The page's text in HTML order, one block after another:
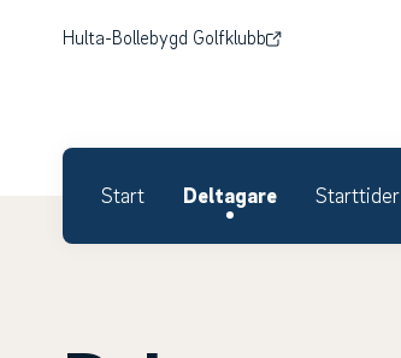
Hulta-Bollebygd Golfklubb
Start Deltagare Starttider